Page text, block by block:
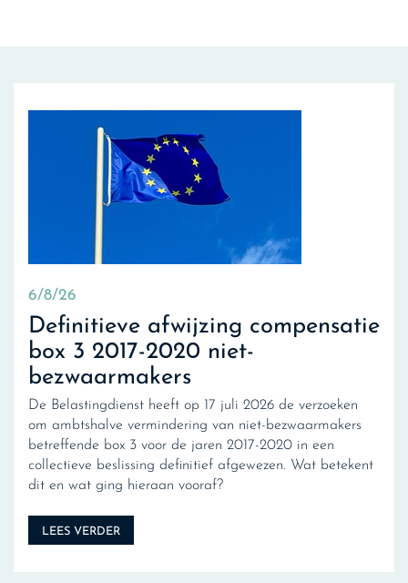
6/8/26
Definitieve afwijzing compensatie
box 3 2017-2020 niet-
bezwaarmakers
De Belastingdienst heeft op 17 juli 2026 de verzoeken
om ambtshalve vermindering van niet-bezwaarmakers
betreffende box 3 voor de jaren 2017-2020 in een
collectieve beslissing definitief afgewezen. Wat betekent
dit en wat ging hieraan vooraf?
LEES VERDER